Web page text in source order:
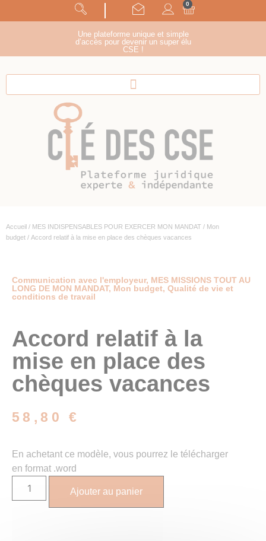
Panneau de gestion des cookies
suivez-nous !
Une plateforme unique et simple
d’accès pour devenir un super élu
CSE !
0
Accueil / MES INDISPENSABLES POUR EXERCER MON MANDAT / Mon
budget / Accord relatif à la mise en place des chèques vacances
Communication avec l'employeur, MES MISSIONS TOUT AU
LONG DE MON MANDAT, Mon budget, Qualité de vie et
conditions de travail
Accord relatif à la
mise en place des
chèques vacances
58,80€
En achetant ce modèle, vous pourrez le télécharger
en format .word
Ajouter au panier